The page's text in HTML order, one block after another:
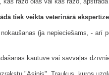
tiek veikta veterinārā ekspertīze
(ja nepieciešams, - arī
kautuvē vai savvaļas